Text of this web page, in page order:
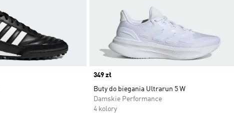
Price
349 zł
Buty do biegania Ultrarun 5 W
Damskie Performance
4 kolory